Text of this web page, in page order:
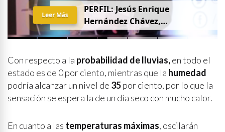
PERFIL: Jesús Enrique
Hernández Chávez,
“Chuquiqui”
Leer Más
Con respecto a la probabilidad de lluvias,en todo el
estado es de 0 por ciento, mientras que la humedad
podría alcanzar un nivel de 35por ciento, por lo que la
sensación se espera la de un día seco con mucho calor.
En cuanto a las temperaturas máximas, oscilarán